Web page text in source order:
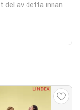
del av detta innan